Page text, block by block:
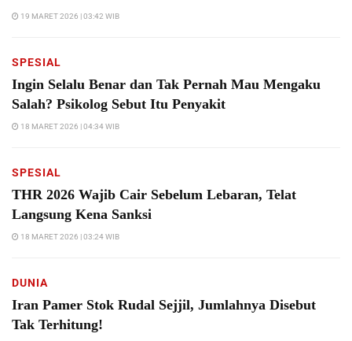
19 MARET 2026 | 03:42 WIB
SPESIAL
Ingin Selalu Benar dan Tak Pernah Mau Mengaku
Salah? Psikolog Sebut Itu Penyakit
18 MARET 2026 | 04:34 WIB
SPESIAL
THR 2026 Wajib Cair Sebelum Lebaran, Telat
Langsung Kena Sanksi
18 MARET 2026 | 03:24 WIB
DUNIA
Iran Pamer Stok Rudal Sejjil, Jumlahnya Disebut
Tak Terhitung!